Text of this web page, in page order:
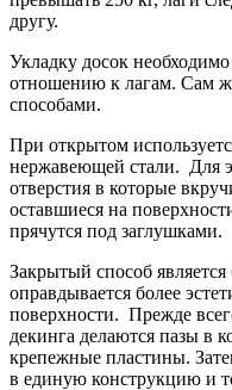
другу.
Укладку досок
отношению к лагам. Сам
способами.
При открытом
нержавеющей стали. Для
отверстия в которые
оставшиеся на
прячутся под заглушками.
Закрытый способ
оправдывается более
поверхности. Прежде
декинга делаются пазы в
крепежные пластины.
в единую конструкцию и